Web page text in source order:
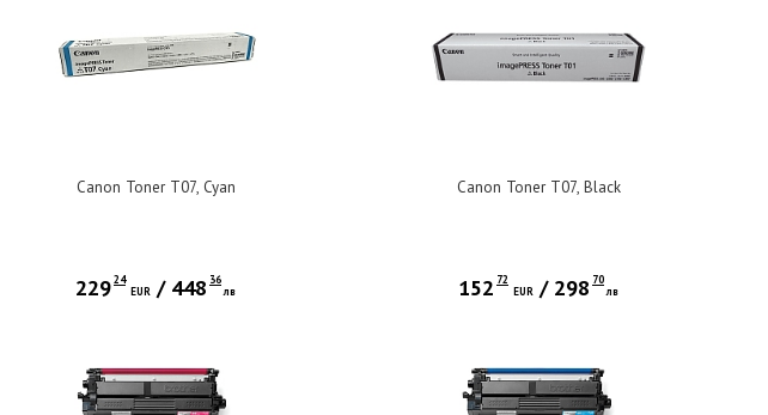
Canon Toner T07, Cyan
22924
EUR / 448 36
лв
Canon Toner T07, Black
152 72
EUR / 298 70
лв